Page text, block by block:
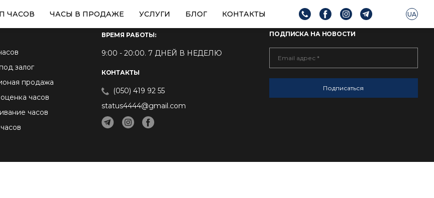
ЧАСОВ ЧАСЫ В ПРОДАЖЕ УСЛУГИ БЛОГ КОНТАКТЫ UA
залог
продажа
часов
часов
ВРЕМЯ РАБОТЫ:
9:00 - 20:00. 7 ДНЕЙ В НЕДЕЛЮ
КОНТАКТЫ
(050) 419 92 55
status4444@gmail.com
ПОДПИСКА НА НОВОСТИ